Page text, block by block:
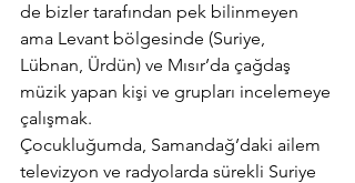
de bizler tarafından pek bilinmeyen
ama Levant bölgesinde (Suriye,
Lübnan, Ürdün) ve Mısır’da çağdaş
müzik yapan kişi ve grupları incelemeye
çalışmak.
Çocukluğumda, Samandağ’daki ailem
televizyon ve radyolarda sürekli Suriye